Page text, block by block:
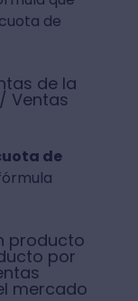
de
de la
Ventas
de
producto
por
mercado